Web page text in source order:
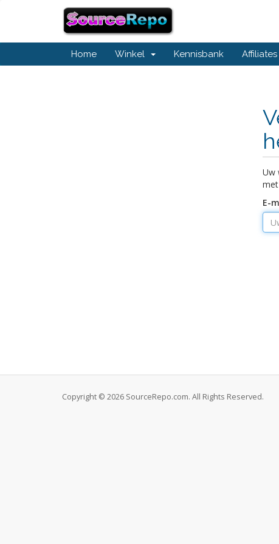
Home Winkel Kennisbank Affiliates
Uw
E-
Copyright © 2026 SourceRepo.com. All Rights Reserved.